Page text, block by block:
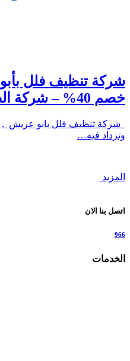
خصم 40% – شركة الصفوة
شركة تنظيف فلل بابو عريش ,
وتزداد فيه…
المزيد
اتصل بنا الان
966
الخدمات